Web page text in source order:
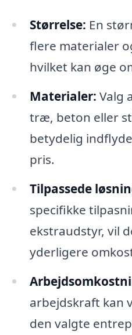
Størrelse: En
flere materialer
hvilket kan øge
Materialer: Valg
træ, beton eller
betydelig
pris.
Tilpassede
specifikke
ekstraudstyr, vil
yderligere
arbejdskraft kan
den valgte